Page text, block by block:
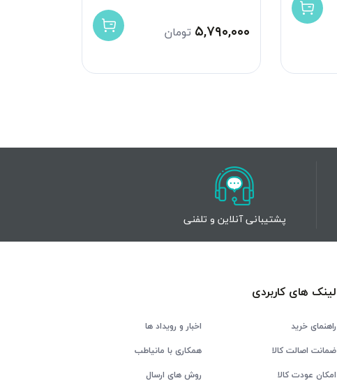
۵,۷۹۰,۰۰۰ تومان
پشتیبانی آنلاین و تلفنی
لینک های کاربردی
راهنمای خرید
اخبار و رویداد ها
ضمانت اصالت کالا
همکاری با مانیاطب
امکان عودت کالا
روش های ارسال